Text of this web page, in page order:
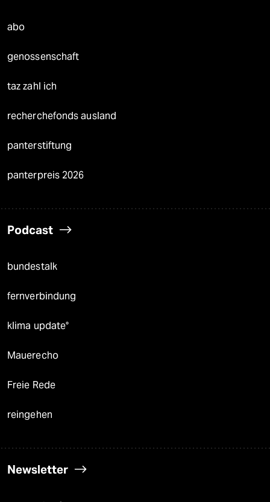
abo
genossenschaft
taz zahl ich
recherchefonds ausland
panterstiftung
panterpreis 2026
Podcast
bundestalk
fernverbindung
klima update°
Mauerecho
Freie Rede
reingehen
Newsletter